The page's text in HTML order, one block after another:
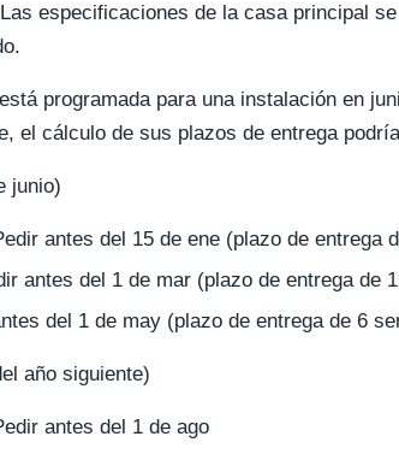
especificaciones de la casa principal
programada para una instalación en
el cálculo de sus plazos de entrega
junio)
antes del 15 de ene (plazo de entrega
antes del 1 de mar (plazo de entrega de
del 1 de may (plazo de entrega de 6
año siguiente)
antes del 1 de ago